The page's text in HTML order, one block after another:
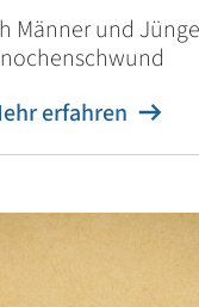
Männer und
erfahren